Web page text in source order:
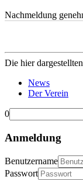
Nachmeldung
Die hier
News
Der Verein
0
Anmeldung
Benutzername
Passwort